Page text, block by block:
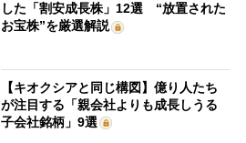
した「割安成長株」12選 “放置された
お宝株”を厳選解説
【キオクシアと同じ構図】億り人たち
が注目する「親会社よりも成長しうる
子会社銘柄」9選